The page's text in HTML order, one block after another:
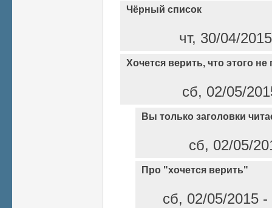
Чёрный список
чт, 30/04/
Хочется верить, что этого не
сб, 02/05/
Вы только заголовки
сб, 02/05/
Про "хочется верить"
сб, 02/05/2015